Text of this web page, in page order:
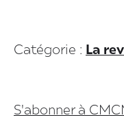
Catégorie : La
S'abonner à